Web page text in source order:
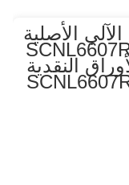
الأصلية
252071022
النقدية